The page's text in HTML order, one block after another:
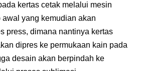
kertas cetak melalui mesin
yang kemudian akan
press, dimana nantinya kertas
dipres ke permukaan kain pada
desain akan berpindah ke